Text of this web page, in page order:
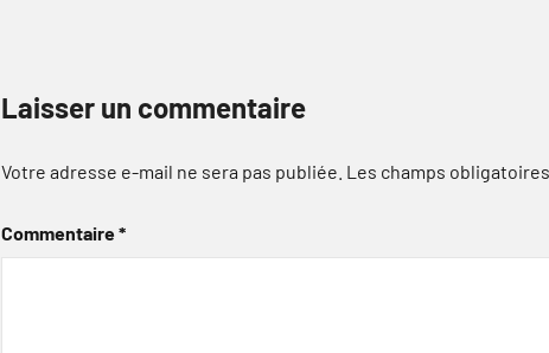
Laisser un commentaire
Votre adresse e-mail ne sera pas publiée. Les champs
Commentaire*